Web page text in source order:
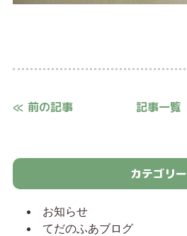
≪ 前の記事 記事一覧
カテゴリー
お知らせ
てだのふあブログ